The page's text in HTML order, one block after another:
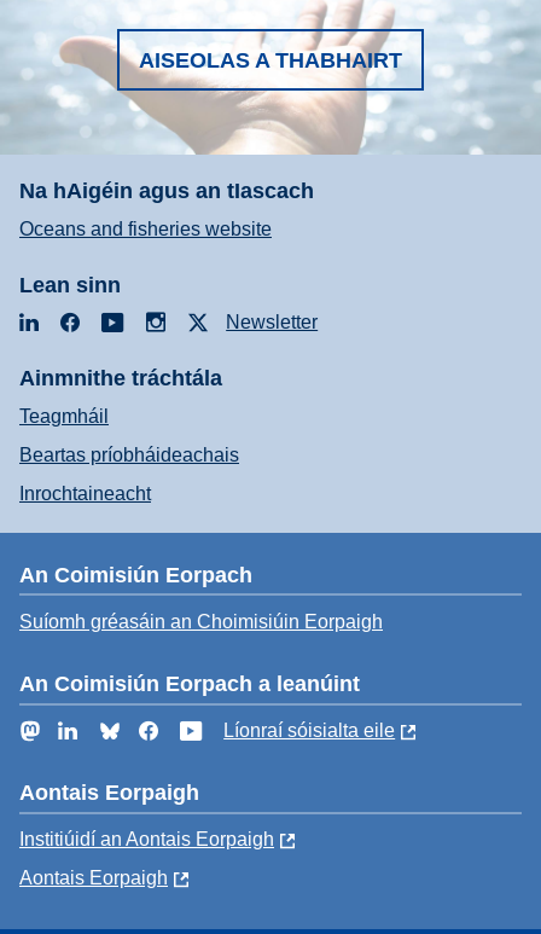
AISEOLAS A THABHAIRT
Na hAigéin agus an tIascach
Oceans and fisheries website
Lean sinn
LinkedInFacebookYouTubeInstagramNewsletter
Ainmnithe tráchtála
Teagmháil
Beartas príobháideachais
Inrochtaineacht
An Coimisiún Eorpach
Suíomh gréasáin an Choimisiúin Eorpaigh
An Coimisiún Eorpach a leanúint
MastodonLinkedInBlueskyFacebookYouTube
Líonraí sóisialta eile
Aontais Eorpaigh
Institiúidí an Aontais Eorpaigh
Aontais Eorpaigh